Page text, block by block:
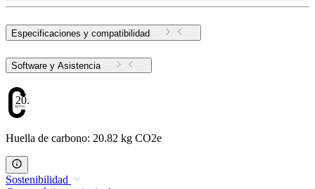
Especificaciones y compatibilidad
Software y Asistencia
20.82
Huella de carbono: 20.82 kg CO2e
Sostenibilidad